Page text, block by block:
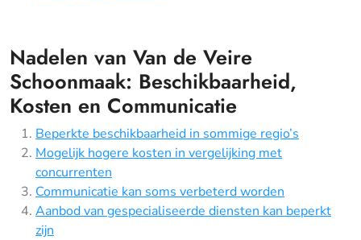
Nadelen van Van de Veire
Schoonmaak: Beschikbaarheid,
Kosten en Communicatie
Beperkte beschikbaarheid in sommige regio’s
Mogelijk hogere kosten in vergelijking met
concurrenten
Communicatie kan soms verbeterd worden
Aanbod van gespecialiseerde diensten kan beperkt
zijn